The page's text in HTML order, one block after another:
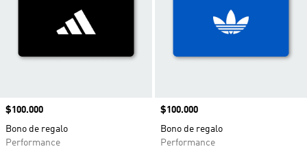
Precio
$100.000
Bono de regalo
Performance
Precio
$100.000
Bono de regalo
Performance